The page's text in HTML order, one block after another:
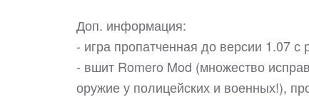
Доп. информация:
- игра пропатченная до версии 1.07 с
- вшит Romero Mod (множество
оружие у полицейских и военных!),